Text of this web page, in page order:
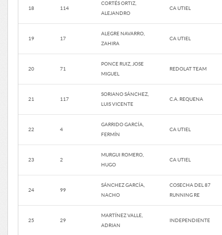
18 114
CORTÉS ORTIZ,
ALEJANDRO
CA UTIEL
19 17
ALEGRE NAVARRO,
ZAHIRA
CA UTIEL
20 71
PONCE RUIZ, JOSE
MIGUEL
REDOLAT TEAM
21 117
SORIANO SÁNCHEZ,
LUIS VICENTE
C.A. REQUENA
22 4
GARRIDO GARCÍA,
FERMÍN
CA UTIEL
23 2
MURGUI ROMERO,
HUGO
CA UTIEL
24 99
SÁNCHEZ GARCÍA,
NACHO
COSECHA DEL 87
RUNNING RE
25 29
MARTÍNEZ VALLE,
ADRIAN
INDEPENDIENTE